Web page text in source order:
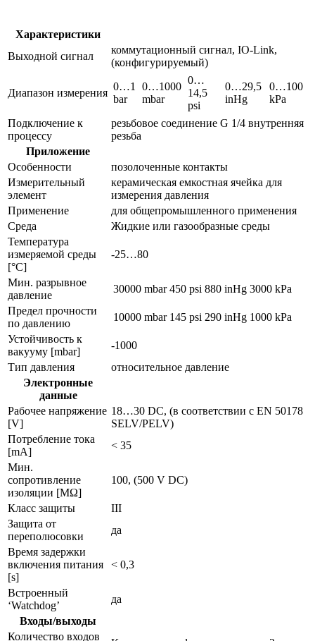
Характеристики
Выходной сигнал
коммутационный сигнал, IO-Link,
(конфигурируемый)
Диапазон измерения
0…1
bar
0…1000
mbar
0…
14,5
psi
0…29,5
inHg
0…100
kPa
Подключение к
процессу
резьбовое соединение G 1/4 внутренняя
резьба
Приложение
Особенности
позолоченные контакты
Измерительный
элемент
керамическая емкостная ячейка для
измерения давления
Применение
для общепромышленного применения
Среда
Жидкие или газообразные среды
Температура
измеряемой среды
[°C]
-25…80
Мин. разрывное
давление
30000 mbar 450 psi 880 inHg 3000 kPa
Предел прочности
по давлению
10000 mbar 145 psi 290 inHg 1000 kPa
Устойчивость к
вакууму [mbar]
-1000
Тип давления
относительное давление
Электронные
данные
Рабочее напряжение
[V]
18…30 DC, (в соответствии с EN 50178
SELV/PELV)
Потребление тока
[mA]
< 35
Мин.
сопротивление
изоляции [MΩ]
100, (500 V DC)
Класс защиты
III
Защита от
переполюсовки
да
Время задержки
включения питания
[s]
< 0,3
Встроенный
‘Watchdog’
да
Входы/выходы
Количество входов